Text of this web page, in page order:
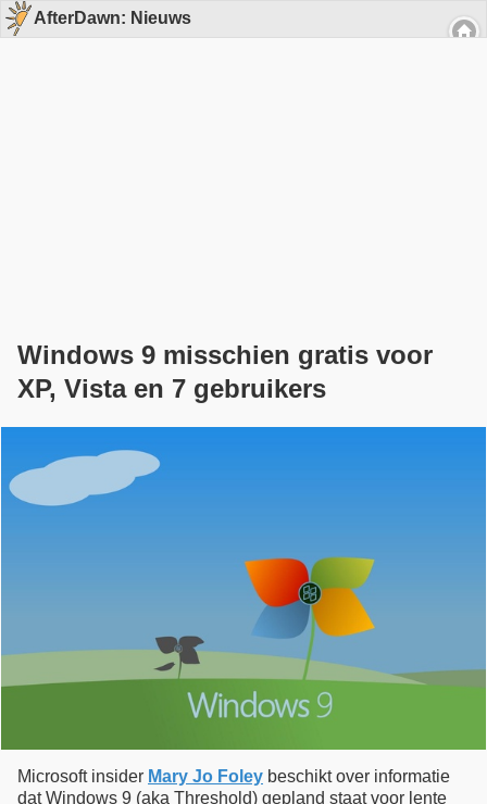
AfterDawn: Nieuws
Windows 9 misschien gratis voor
XP, Vista en 7 gebruikers
Microsoft insider Mary Jo Foley beschikt over informatie
dat Windows 9 (aka Threshold) gepland staat voor lente